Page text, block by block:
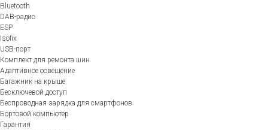
Bluetooth
DAB-радио
ESP
Isofix
USB-порт
Комплект для ремонта шин
Адаптивное освещение
Багажник на крыше
Бесключевой доступ
Беспроводная зарядка для смартфонов
Бортовой компьютер
Гарантия